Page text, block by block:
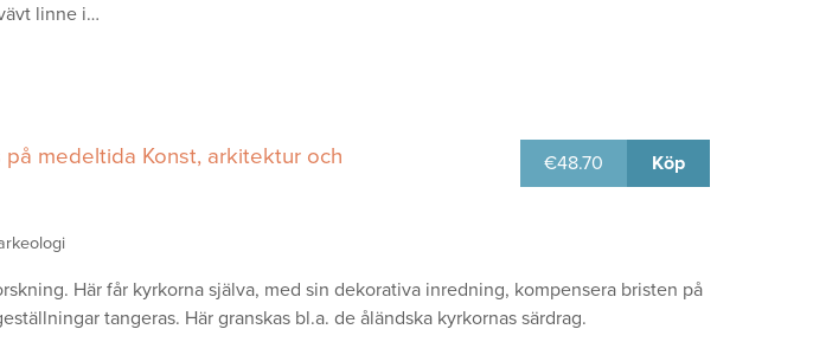
linne i…
medeltida Konst, arkitektur och
€48.70 Köp
Här får kyrkorna själva, med sin dekorativa inredning, kompensera bristen på
tangeras. Här granskas bl.a. de åländska kyrkornas särdrag.